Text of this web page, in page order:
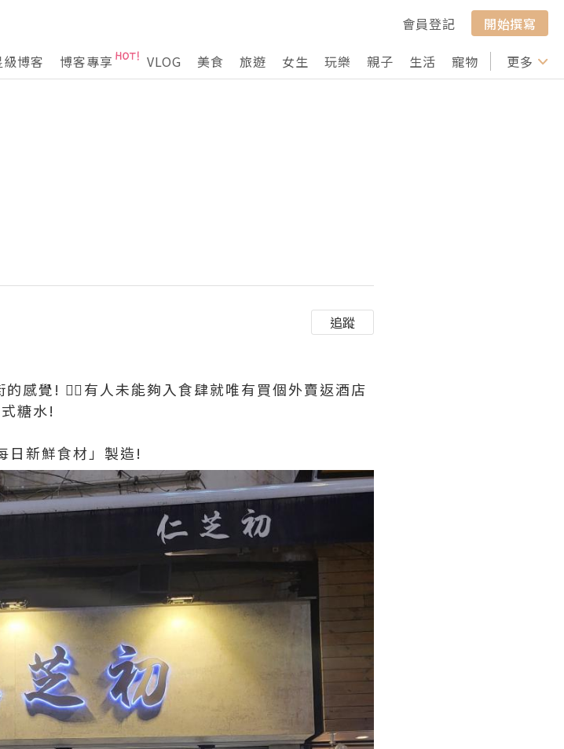
會員登記
開始撰寫
級博客 博客專享 VLOG 美食 旅遊 女生 玩樂 親子 生活 寵物 行山 打卡
更多
追蹤
感覺! 🤷‍♀️有人未能夠入食肆就唯有買個外賣返酒店
糖水!
日新鮮食材」製造!